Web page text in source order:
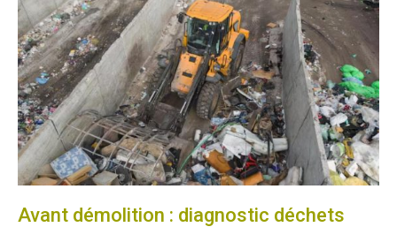
Avant démolition : diagnostic déchets